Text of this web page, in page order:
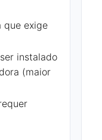
que exige
instalado
(maior